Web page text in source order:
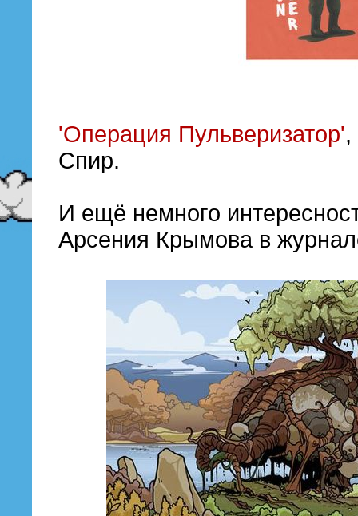
'Операция Пульверизатор',
Спир.
И ещё немного
Арсения Крымова в